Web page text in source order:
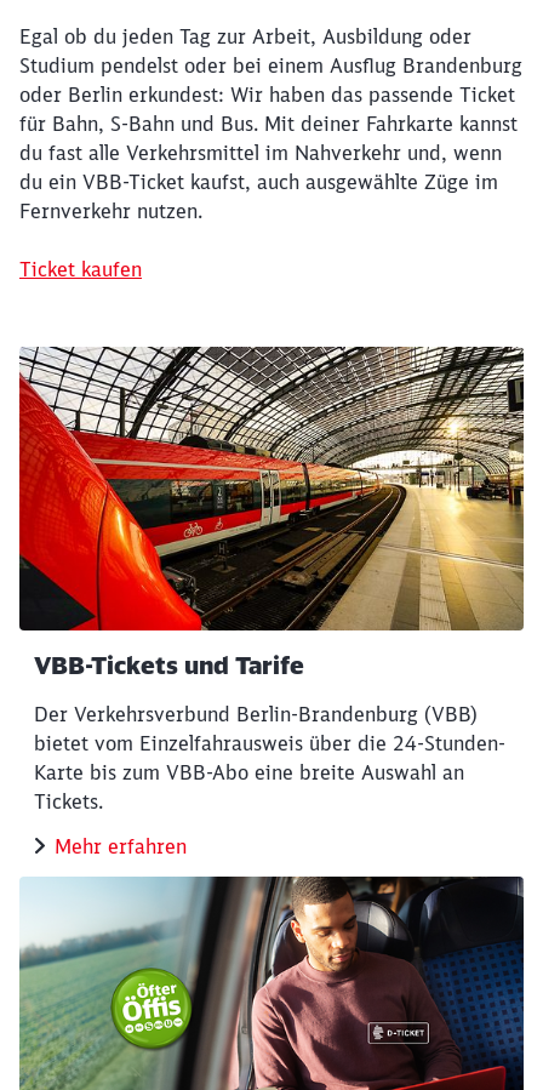
Egal ob du jeden Tag zur Arbeit, Ausbildung oder
Studium pendelst oder bei einem Ausflug Brandenburg
oder Berlin erkundest: Wir haben das passende Ticket
für Bahn, S-Bahn und Bus. Mit deiner Fahrkarte kannst
du fast alle Verkehrsmittel im Nahverkehr und, wenn
du ein VBB-Ticket kaufst, auch ausgewählte Züge im
Fernverkehr nutzen.
Ticket kaufen
VBB-Tickets und Tarife
Der Verkehrsverbund Berlin-Brandenburg (VBB)
bietet vom Einzelfahrausweis über die 24-Stunden-
Karte bis zum VBB-Abo eine breite Auswahl an
Tickets.
Mehr erfahren